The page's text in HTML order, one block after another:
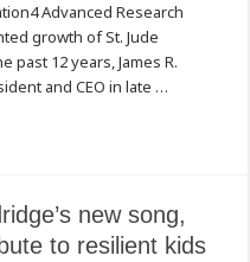
Advanced Research
growth of St. Jude
past 12 years, James R.
and CEO in late …
new song,
to resilient kids